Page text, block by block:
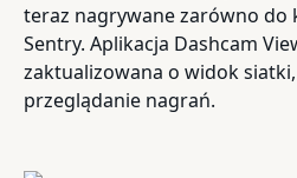
teraz nagrywane zarówno do
Sentry. Aplikacja Dashcam
zaktualizowana o widok
przeglądanie nagrań.